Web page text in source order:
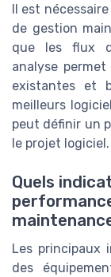
Il est
de gestion
que les flux
analyse
existantes et
meilleurs
peut définir un
le projet logiciel.
Quels
Les principaux
des